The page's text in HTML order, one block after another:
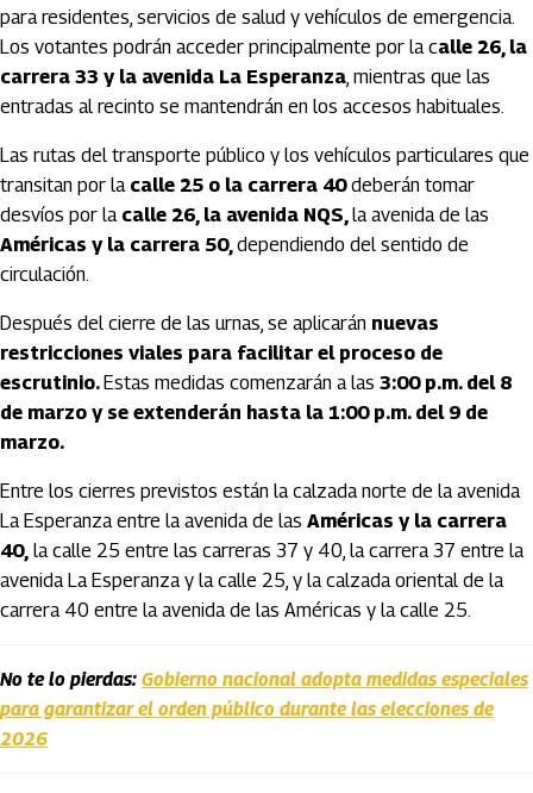
para residentes, servicios de salud y vehículos de emergencia.
Los votantes podrán acceder principalmente por la calle 26, la
carrera 33 y la avenida La Esperanza, mientras que las
entradas al recinto se mantendrán en los accesos habituales.
Las rutas del transporte público y los vehículos particulares que
transitan por la calle 25 o la carrera 40deberán tomar
desvíos por la calle 26, la avenida NQS,la avenida de las
Américas y la carrera 50,dependiendo del sentido de
circulación.
Después del cierre de las urnas, se aplicarán nuevas
restricciones viales para facilitar el proceso de
escrutinio.Estas medidas comenzarán a las 3:00 p.m. del 8
de marzo y se extenderán hasta la 1:00 p.m. del 9 de
marzo.
Entre los cierres previstos están la calzada norte de la avenida
La Esperanza entre la avenida de las Américas y la carrera
40, la calle 25 entre las carreras 37 y 40, la carrera 37 entre la
avenida La Esperanza y la calle 25, y la calzada oriental de la
carrera 40 entre la avenida de las Américas y la calle 25.
No te lo pierdas: Gobierno nacional adopta medidas especiales
para garantizar el orden público durante las elecciones de
2026